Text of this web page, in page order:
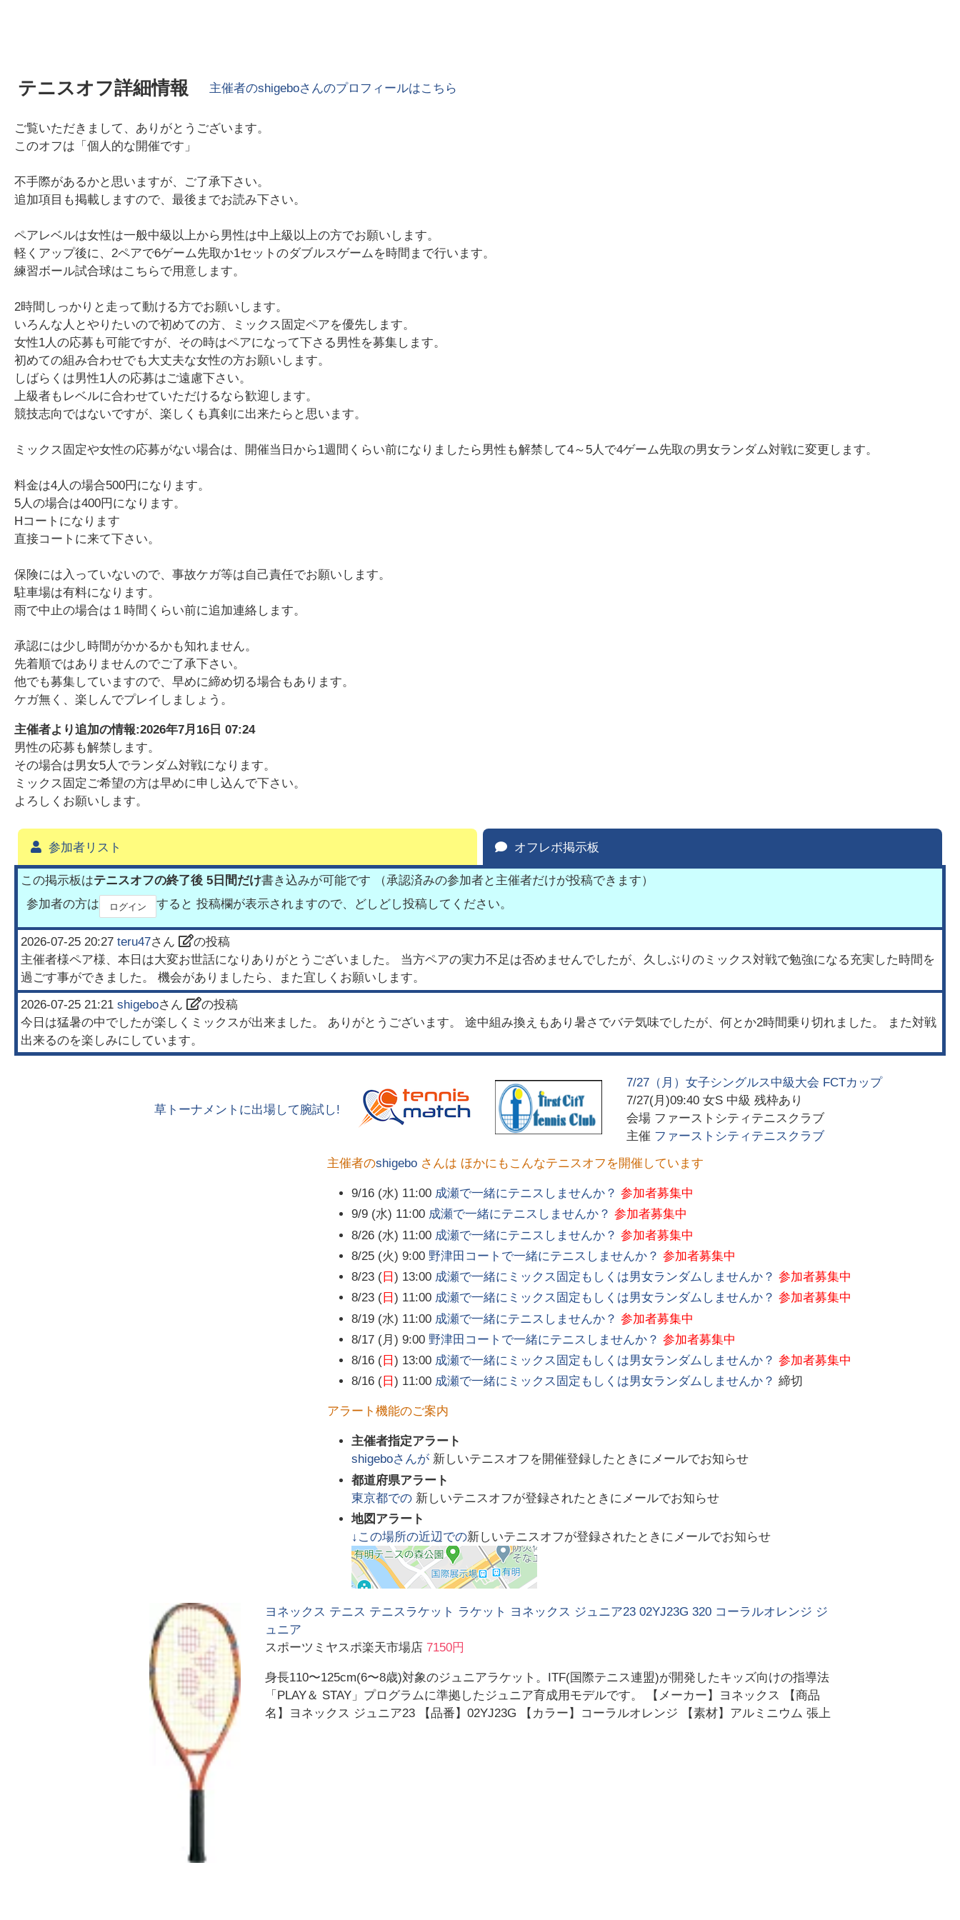
テニスオフ詳細情報 主催者のshigeboさんのプロフィールはこちら
ご覧いただきまして、ありがとうございます。
このオフは「個人的な開催です」
不手際があるかと思いますが、ご了承下さい。
追加項目も掲載しますので、最後までお読み下さい。
ペアレベルは女性は一般中級以上から男性は中上級以上の方でお願いします。
軽くアップ後に、2ペアで6ゲーム先取か1セットのダブルスゲームを時間まで行います。
練習ボール試合球はこちらで用意します。
2時間しっかりと走って動ける方でお願いします。
いろんな人とやりたいので初めての方、ミックス固定ペアを優先します。
女性1人の応募も可能ですが、その時はペアになって下さる男性を募集します。
初めての組み合わせでも大丈夫な女性の方お願いします。
しばらくは男性1人の応募はご遠慮下さい。
上級者もレベルに合わせていただけるなら歓迎します。
競技志向ではないですが、楽しくも真剣に出来たらと思います。
ミックス固定や女性の応募がない場合は、開催当日から1週間くらい前になりましたら男性も解禁して4～5人で4ゲーム先取の男女ランダム対戦に変更します。
料金は4人の場合500円になります。
5人の場合は400円になります。
Hコートになります
直接コートに来て下さい。
保険には入っていないので、事故ケガ等は自己責任でお願いします。
駐車場は有料になります。
雨で中止の場合は１時間くらい前に追加連絡します。
承認には少し時間がかかるかも知れません。
先着順ではありませんのでご了承下さい。
他でも募集していますので、早めに締め切る場合もあります。
ケガ無く、楽しんでプレイしましょう。
主催者より追加の情報:2026年7月16日 07:24
男性の応募も解禁します。
その場合は男女5人でランダム対戦になります。
ミックス固定ご希望の方は早めに申し込んで下さい。
よろしくお願いします。
参加者リスト オフレポ掲示板
この掲示板はテニスオフの終了後 5日間だけ書き込みが可能です （承認済みの参加者と主催者だけが投稿できます）
参加者の方は
ログイン すると 投稿欄が表示されますので、どしどし投稿してください。
2026-07-25 20:27 teru47さん
の投稿
主催者様ペア様、本日は大変お世話になりありがとうございました。 当方ペアの実力不足は否めませんでしたが、久しぶりのミックス対戦で勉強になる充実した時間を
過ごす事ができました。 機会がありましたら、また宜しくお願いします。
2026-07-25 21:21 shigeboさん
の投稿
今日は猛暑の中でしたが楽しくミックスが出来ました。 ありがとうございます。 途中組み換えもあり暑さでバテ気味でしたが、何とか2時間乗り切れました。 また対戦
出来るのを楽しみにしています。
草トーナメントに出場して腕試し!
7/27（月）女子シングルス中級大会 FCTカップ
7/27(月)09:40 女S 中級 残枠あり
会場 ファーストシティテニスクラブ
主催 ファーストシティテニスクラブ
主催者のshigebo さんは ほかにもこんなテニスオフを開催しています
9/16 (水) 11:00 成瀬で一緒にテニスしませんか？ 参加者募集中
9/9 (水) 11:00 成瀬で一緒にテニスしませんか？ 参加者募集中
8/26 (水) 11:00 成瀬で一緒にテニスしませんか？ 参加者募集中
8/25 (火) 9:00 野津田コートで一緒にテニスしませんか？ 参加者募集中
8/23 (日 ) 13:00 成瀬で一緒にミックス固定もしくは男女ランダムしませんか？ 参加者募集中
8/23 (日 ) 11:00 成瀬で一緒にミックス固定もしくは男女ランダムしませんか？ 参加者募集中
8/19 (水) 11:00 成瀬で一緒にテニスしませんか？ 参加者募集中
8/17 (月) 9:00 野津田コートで一緒にテニスしませんか？ 参加者募集中
8/16 (日 ) 13:00 成瀬で一緒にミックス固定もしくは男女ランダムしませんか？ 参加者募集中
8/16 (日 ) 11:00 成瀬で一緒にミックス固定もしくは男女ランダムしませんか？ 締切
アラート機能のご案内
主催者指定アラート
shigeboさんが 新しいテニスオフを開催登録したときにメールでお知らせ
都道府県アラート
東京都での 新しいテニスオフが登録されたときにメールでお知らせ
地図アラート
↓この場所の近辺での新しいテニスオフが登録されたときにメールでお知らせ
ヨネックス テニス テニスラケット ラケット ヨネックス ジュニア23 02YJ23G 320 コーラルオレンジ ジ
ュニア
スポーツミヤスポ楽天市場店 7150円
身長110〜125cm(6〜8歳)対象のジュニアラケット。ITF(国際テニス連盟)が開発したキッズ向けの指導法
「PLAY＆ STAY」プログラムに準拠したジュニア育成用モデルです。 【メーカー】ヨネックス 【商品
名】ヨネックス ジュニア23 【品番】02YJ23G 【カラー】コーラルオレンジ 【素材】アルミニウム 張上